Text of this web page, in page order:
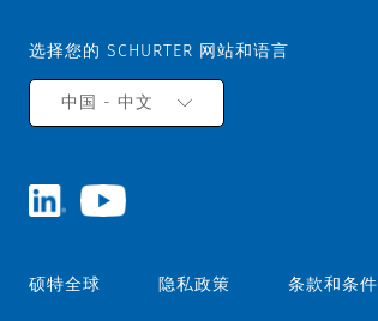
选择您的 SCHURTER 网站和语言
中国 - 中文
硕特全球 隐私政策 条款和条件